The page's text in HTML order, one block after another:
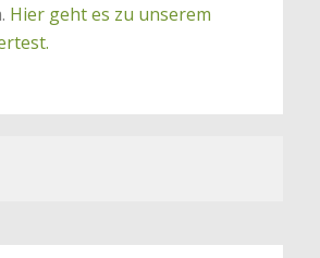
Hier geht es zu unserem